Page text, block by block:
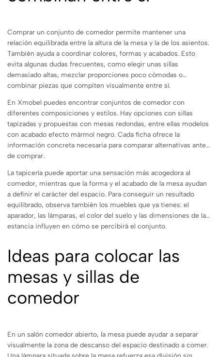
Comprar un conjunto de comedor permite mantener una
relación equilibrada entre la altura de la mesa y la de los asientos.
También ayuda a coordinar colores, formas y acabados. Esto
evita algunas dudas frecuentes, como elegir unas sillas
demasiado altas, mezclar proporciones poco cómodas o
combinar piezas que compiten visualmente entre sí.
En Xmobel puedes encontrar conjuntos de comedor con
diferentes composiciones y estilos. Hay opciones con sillas
tapizadas y propuestas con mesas redondas, entre ellas modelos
con acabado efecto mármol negro. Cada ficha ofrece la
información concreta necesaria para comparar alternativas antes
de comprar.
La tapicería puede aportar una sensación más acogedora al
comedor, mientras que la forma y el acabado de la mesa ayudan
a definir el carácter del espacio. Para conseguir un resultado
equilibrado, observa también los muebles que ya tienes: el
aparador, las lámparas, el color del suelo y las dimensiones de la
estancia influyen en cómo se percibirá el conjunto.
Ideas para colocar las
mesas y sillas de
comedor
En un salón comedor abierto, la mesa puede ayudar a separar
visualmente la zona de descanso del espacio destinado a comer.